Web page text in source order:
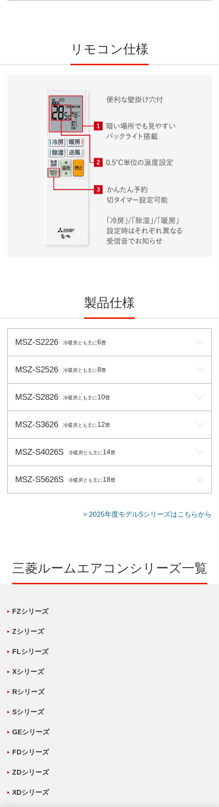
リモコン仕様
製品仕様
MSZ-S2226 冷暖房とも主に6畳
MSZ-S2526 冷暖房とも主に8畳
MSZ-S2826 冷暖房とも主に10畳
MSZ-S3626 冷暖房とも主に12畳
MSZ-S4026S 冷暖房とも主に14畳
MSZ-S5626S 冷暖房とも主に18畳
> 2025年度モデルSシリーズはこちらから
三菱ルームエアコンシリーズ一覧
FZシリーズ
Zシリーズ
FLシリーズ
Xシリーズ
Rシリーズ
Sシリーズ
GEシリーズ
FDシリーズ
ZDシリーズ
XDシリーズ